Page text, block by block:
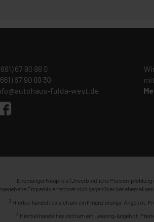
67 90 88 0
67 90 88 30
fulda-west.de
1 Ehemaliger Neupreis (Unverbindliche
Ersparnis errechnet sich gegenüber der
2 Hierbei handelt es sich um ein Finanzierungs-Angebot.
3 Hierbei handelt es sich um ein Leasing-Angebot.